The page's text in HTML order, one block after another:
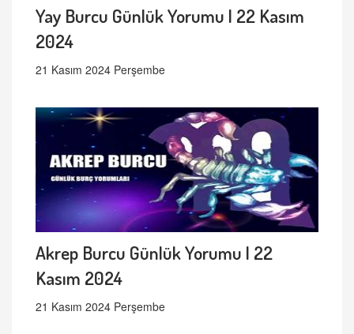
Yay Burcu Günlük Yorumu | 22 Kasım
2024
21 Kasım 2024 Perşembe
Akrep Burcu Günlük Yorumu | 22
Kasım 2024
21 Kasım 2024 Perşembe